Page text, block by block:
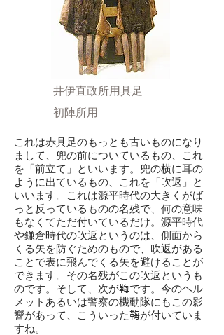
井伊直政所用具足
​初陣所用
これは赤具足のもっとも古いものになり
まして、兜の前についているもの、これ
を「前立て」といいます。兜の横に耳の
ように出ているもの、これを「吹返」と
いいます。これは源平時代の大きくがば
っと反っているものの名残で、何の意味
もなくてただ付いているだけ。源平時代
や鎌倉時代の吹返というのは、側面から
くる矢を防ぐためのもので、吹返がある
ことで表に飛んでくる矢を避けることが
できます。その名残がこの吹返というも
のです。そして、次が𩊱です。今のヘル
メットあるいは警察の機動隊にもこの影
響があって、こういった𩊱が付いていま
すね。